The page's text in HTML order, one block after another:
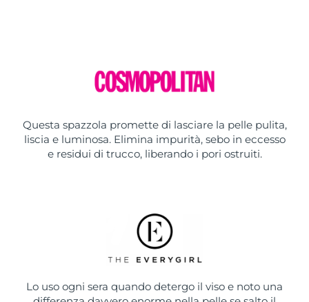
Questa spazzola promette di lasciare la pelle pulita,
liscia e luminosa. Elimina impurità, sebo in eccesso
e residui di trucco, liberando i pori ostruiti.
Lo uso ogni sera quando detergo il viso e noto una